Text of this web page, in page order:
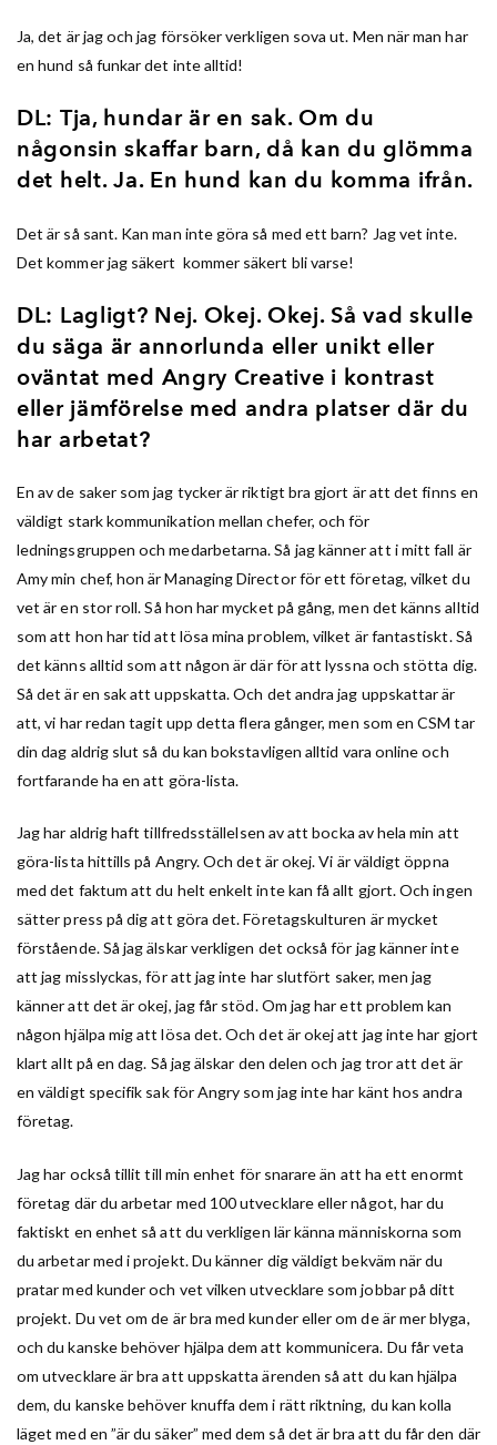
Ja, det är jag och jag försöker verkligen sova ut. Men när man har
en hund så funkar det inte alltid!
DL: Tja, hundar är en sak. Om du
någonsin skaffar barn, då kan du glömma
det helt. Ja. En hund kan du komma ifrån.
Det är så sant. Kan man inte göra så med ett barn? Jag vet inte.
Det kommer jag säkert kommer säkert bli varse!
DL: Lagligt? Nej. Okej. Okej. Så vad skulle
du säga är annorlunda eller unikt eller
oväntat med Angry Creative i kontrast
eller jämförelse med andra platser där du
har arbetat?
En av de saker som jag tycker är riktigt bra gjort är att det finns en
väldigt stark kommunikation mellan chefer, och för
ledningsgruppen och medarbetarna. Så jag känner att i mitt fall är
Amy min chef, hon är Managing Director för ett företag, vilket du
vet är en stor roll. Så hon har mycket på gång, men det känns alltid
som att hon har tid att lösa mina problem, vilket är fantastiskt. Så
det känns alltid som att någon är där för att lyssna och stötta dig.
Så det är en sak att uppskatta. Och det andra jag uppskattar är
att, vi har redan tagit upp detta flera gånger, men som en CSM tar
din dag aldrig slut så du kan bokstavligen alltid vara online och
fortfarande ha en att göra-lista.
Jag har aldrig haft tillfredsställelsen av att bocka av hela min att
göra-lista hittills på Angry. Och det är okej. Vi är väldigt öppna
med det faktum att du helt enkelt inte kan få allt gjort. Och ingen
sätter press på dig att göra det. Företagskulturen är mycket
förstående. Så jag älskar verkligen det också för jag känner inte
att jag misslyckas, för att jag inte har slutfört saker, men jag
känner att det är okej, jag får stöd. Om jag har ett problem kan
någon hjälpa mig att lösa det. Och det är okej att jag inte har gjort
klart allt på en dag. Så jag älskar den delen och jag tror att det är
en väldigt specifik sak för Angry som jag inte har känt hos andra
företag.
Jag har också tillit till min enhet för snarare än att ha ett enormt
företag där du arbetar med 100 utvecklare eller något, har du
faktiskt en enhet så att du verkligen lär känna människorna som
du arbetar med i projekt. Du känner dig väldigt bekväm när du
pratar med kunder och vet vilken utvecklare som jobbar på ditt
projekt. Du vet om de är bra med kunder eller om de är mer blyga,
och du kanske behöver hjälpa dem att kommunicera. Du får veta
om utvecklare är bra att uppskatta ärenden så att du kan hjälpa
dem, du kanske behöver knuffa dem i rätt riktning, du kan kolla
läget med en ”är du säker” med dem så det är bra att du får den där